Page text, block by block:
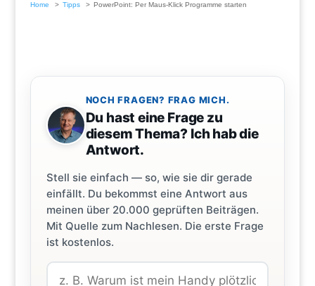
Home Tipps PowerPoint: Per Maus-Klick Programme starten
NOCH FRAGEN? FRAG MICH.
Du hast eine Frage zu
diesem Thema? Ich hab die
Antwort.
Stell sie einfach — so, wie sie dir gerade
einfällt. Du bekommst eine Antwort aus
meinen über 20.000 geprüften Beiträgen.
Mit Quelle zum Nachlesen. Die erste Frage
ist kostenlos.